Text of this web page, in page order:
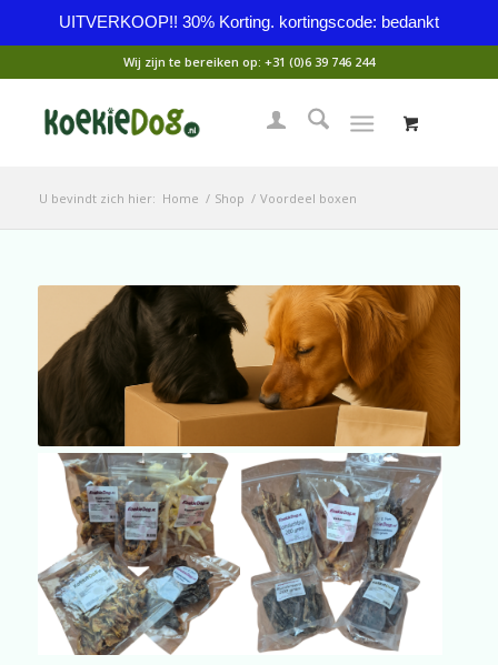
UITVERKOOP!! 30% Korting. kortingscode: bedankt
Wij zijn te bereiken op: +31 (0)6 39 746 244
U bevindt zich hier: Home / Shop / Voordeel boxen